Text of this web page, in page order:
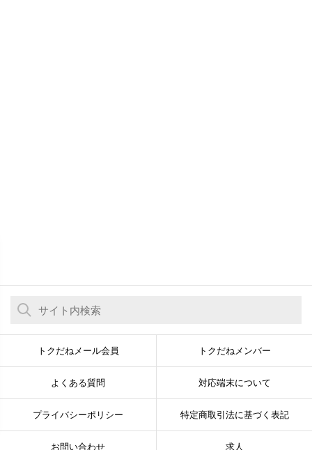
トクだねメール会員 トクだねメンバー
よくある質問 対応端末について
プライバシーポリシー 特定商取引法に基づく表記
お問い合わせ 求人